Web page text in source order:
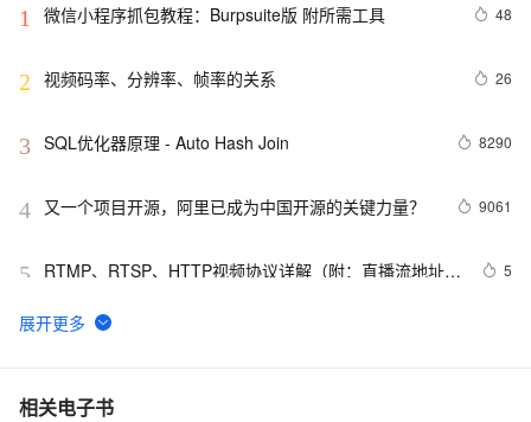
1 微信小程序抓包教程：Burpsuite版 附所需工具 48
2 视频码率、分辨率、帧率的关系 26
3 SQL优化器原理 - Auto Hash Join 8290
4 又一个项目开源，阿里已成为中国开源的关键力量？ 9061
5
RTMP、RTSP、HTTP视频协议详解（附：直播流地址、
5
6 谷歌CEO皮查伊：对重返中国持开放态度
7 C语言项目参考解答：全正整数后再计算
相关电子书